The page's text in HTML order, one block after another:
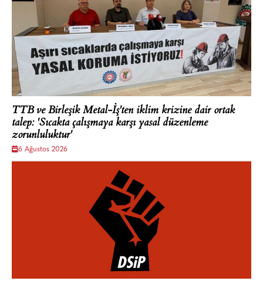
TTB ve Birleşik Metal-İş'ten iklim krizine dair ortak
talep: 'Sıcakta çalışmaya karşı yasal düzenleme
zorunluluktur'
6 Ağustos 2026